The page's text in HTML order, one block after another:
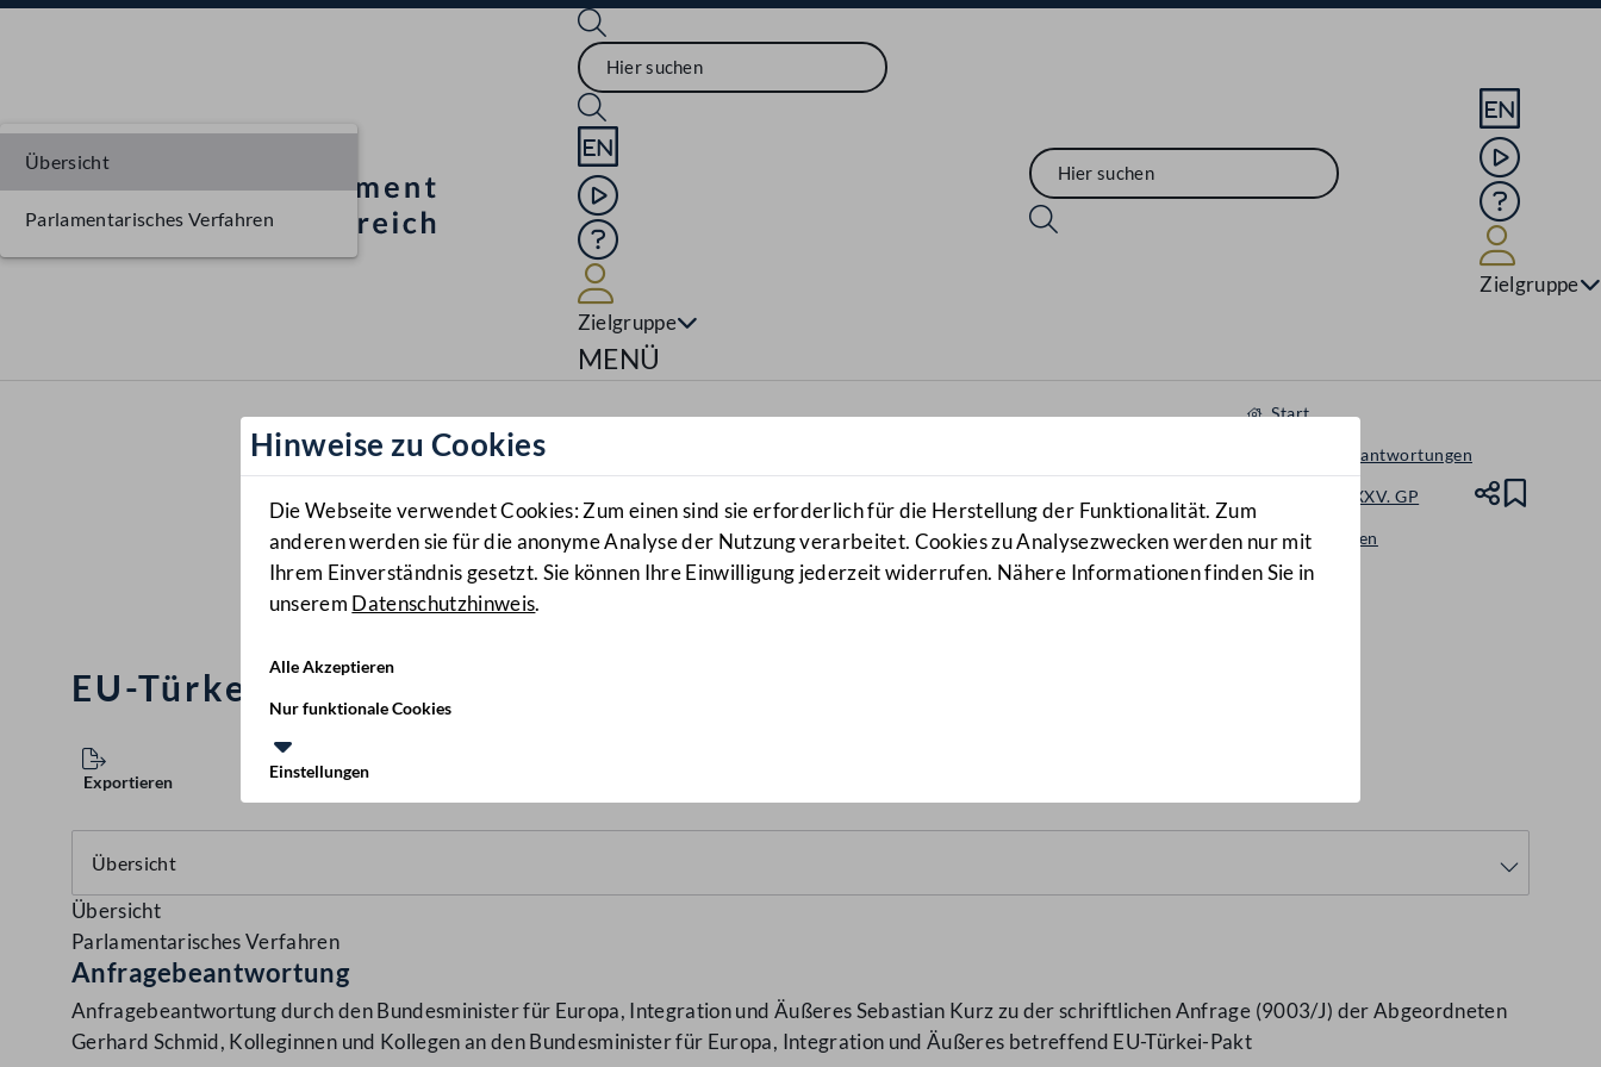
Sprache English
Mediathek
Hilfe
Zielgruppe
Navigationsmenü öffnen
MENÜ
Sprache
Mediathek
Hilfe
Zielgruppe
Hinweise zu Cookies
Die Webseite verwendet Cookies: Zum einen sind sie erforderlich für die Herstellung der Funktionalität. Zum
anderen werden sie für die anonyme Analyse der Nutzung verarbeitet. Cookies zu Analysezwecken werden nur mit
Ihrem Einverständnis gesetzt. Sie können Ihre Einwilligung jederzeit widerrufen. Nähere Informationen finden Sie in
unserem Datenschutzhinweis.
Alle Akzeptieren
Nur funktionale Cookies
Einstellungen
Start
Anfragen & Beantwortungen
Nationalrat - XXV. GP
Beantwortungen
8662/AB
EU-Türkei-Pakt
Exportieren
Übersicht
Parlamentarisches Verfahren
Übersicht
Parlamentarisches Verfahren
Anfragebeantwortung
Anfragebeantwortung durch den Bundesminister für Europa, Integration und Äußeres Sebastian Kurz zu der schriftlichen Anfrage (9003/J) der Abgeordneten
Gerhard Schmid, Kolleginnen und Kollegen an den Bundesminister für Europa, Integration und Äußeres betreffend EU-Türkei-Pakt